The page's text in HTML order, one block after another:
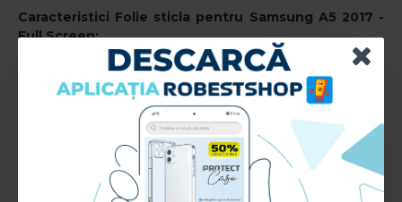
Caracteristici Folie sticla pentru Samsung A5 2017 -
Full Screen:
Compatibil cu: Samsung A5 2017
Tip aplicare: Fata
Material: TPU+Sticla+Adeziv
RECENZII CLIENTI: